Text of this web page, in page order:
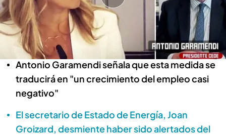
Al presidente de la CEOE señala el motivo por
el que esta reducción de horas afectará
negativamente a las pequeñas empresas
Antonio Garamendi señala que esta medida se
traducirá en "un crecimiento del empleo casi
negativo"
El secretario de Estado de Energía, Joan
Groizard, desmiente haber sido alertados del